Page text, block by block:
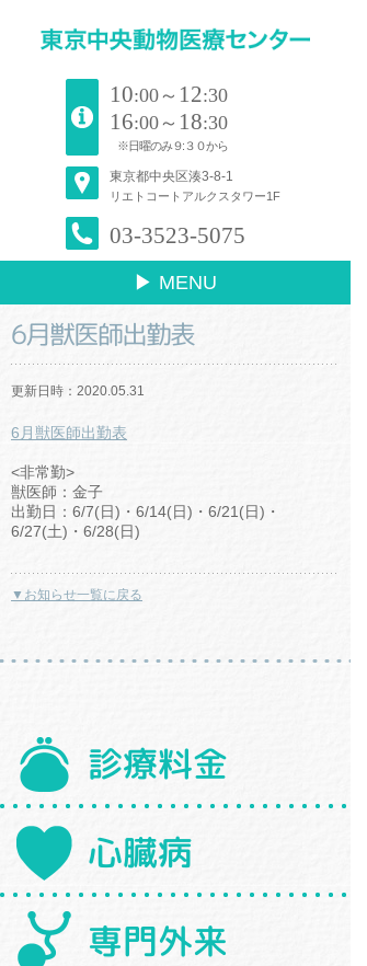
10:00～ 12:30
16:00～ 18:30
※日曜のみ９:３０から
東京都中央区湊3-8-1
リエトコートアルクスタワー1F
03-3523-5075
▶ MENU
6月獣医師出勤表
更新日時：2020.05.31
6月獣医師出勤表
<非常勤>
獣医師：金子
出勤日：6/7(日)・6/14(日)・6/21(日)・
6/27(土)・6/28(日)
▼お知らせ一覧に戻る
診療料金
心臓病
専門外来